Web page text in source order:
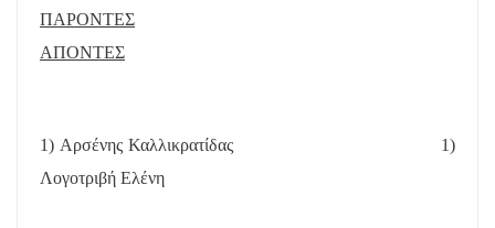
ΠΑΡΟΝΤΕΣ
ΑΠΟΝΤΕΣ
1) Αρσένης Καλλικρατίδας
1)
Λογοτριβή Ελένη